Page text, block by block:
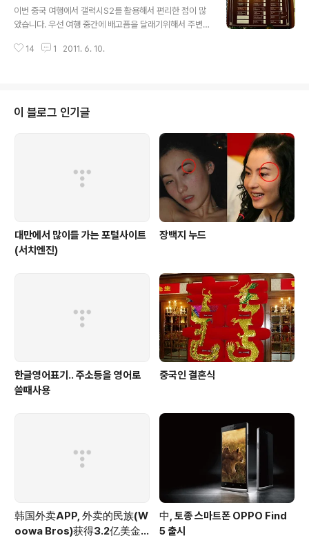
어플부터 중국현지에서 필요한 어플을 다시한번 점검해봤
습니다. 이제 비행기 탑승만을 기다리고 중국으로 출발~
요금제를 사전에 가입했습니다. 8일동안 머물 예정인데 데
이번 중국 여행에서 갤럭시S2를 활용해서 편리한 점이 많
았습니다. 우선 여행 중간에 배고픔을 달래기위해서 주변
곳을 방문할때 지도 어플리케이션을 활용하면서 편리하게
사(중국어 정체: 靈隐寺, 간체: 灵隐寺, 병음: Língyǐn S
ì)는 중국 저장 성 항저우의 북서쪽에 있는 선종 사찰입니
다. 영은사는 무림산(武林山)에 있는 몇몇 사원들 중 가장
크며, 비래봉(飞来峰)에 있는 많은 동굴과 산에는 종교적
인 색채를 뛴 바위조각들이 늘려있다. 사찰의 이름은 글자
그래로 영이 쉬어가..
14 1 2011. 6. 10.
이 블로그 인기글
대만에서 많이들 가는 포털사이트
(서치엔진)
장백지 누드
한글영어표기.. 주소등을 영어로
쓸때사용
중국인 결혼식
韩国外卖APP, 外卖的民族(W
oowa Bros)获得3.2亿美金
中, 토종 스마트폰 OPPO Find
5 출시